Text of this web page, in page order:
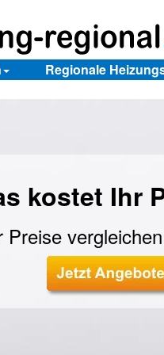
Regionale
kostet Ihr
Preise